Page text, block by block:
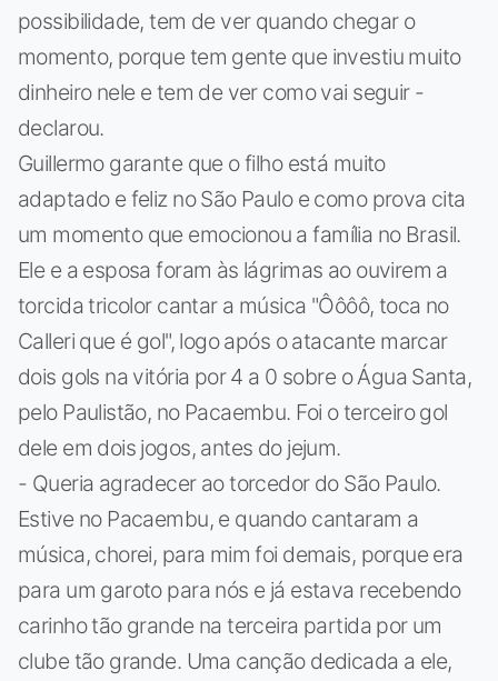
possibilidade, tem de ver quando chegar o
momento, porque tem gente que investiu muito
dinheiro nele e tem de ver como vai seguir -
declarou.
Guillermo garante que o filho está muito
adaptado e feliz no São Paulo e como prova cita
um momento que emocionou a família no Brasil.
Ele e a esposa foram às lágrimas ao ouvirem a
torcida tricolor cantar a música "Ôôôô, toca no
Calleri que é gol", logo após o atacante marcar
dois gols na vitória por 4 a 0 sobre o Água Santa,
pelo Paulistão, no Pacaembu. Foi o terceiro gol
dele em dois jogos, antes do jejum.
- Queria agradecer ao torcedor do São Paulo.
Estive no Pacaembu, e quando cantaram a
música, chorei, para mim foi demais, porque era
para um garoto para nós e já estava recebendo
carinho tão grande na terceira partida por um
clube tão grande. Uma canção dedicada a ele,